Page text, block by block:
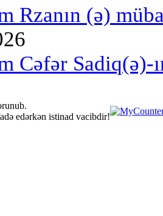
Rzanın (ə)
Cəfər Sadiq(ə)-
edərkən istinad vacibdir!